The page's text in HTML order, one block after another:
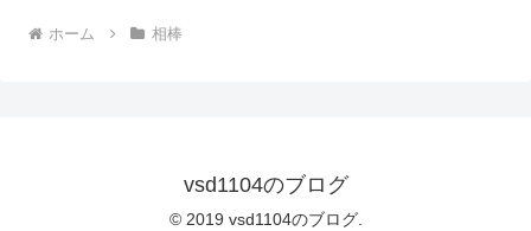
ホーム 相棒
vsd1104のブログ
© 2019 vsd1104のブログ.